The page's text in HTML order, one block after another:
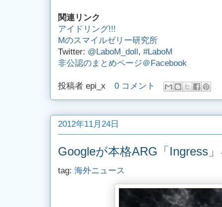
関連リンク
アイドリング!!!
Mのスマイルゼリー研究所
Twitter: @LaboM_doll, #LaboM
非公認のまとめページ＠Facebook
投稿者 epi_x 0 コメント
2012年11月24日
Googleが本格ARG「Ingress
tag: 海外ニュース